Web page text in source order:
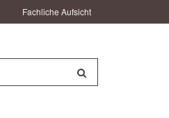
Fachliche Aufsicht